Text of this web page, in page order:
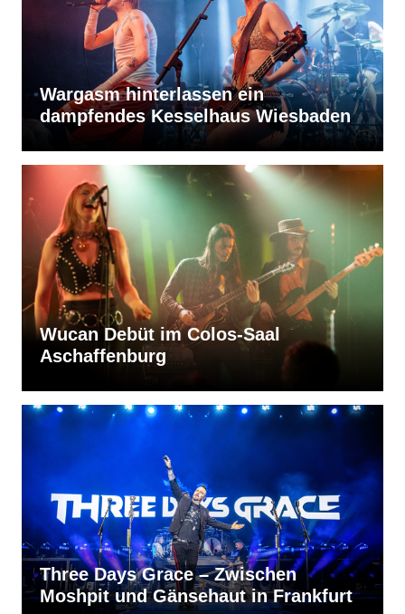
Wargasm hinterlassen ein
dampfendes Kesselhaus Wiesbaden
Wucan Debüt im Colos-Saal
Aschaffenburg
Three Days Grace – Zwischen
Moshpit und Gänsehaut in Frankfurt